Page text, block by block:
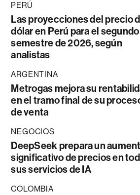
PERÚ
Las proyecciones del precio
dólar en Perú para el segundo
semestre de 2026, según
analistas
ARGENTINA
Metrogas mejora su
en el tramo final de su
de venta
NEGOCIOS
DeepSeek prepara un
significativo de precios en
sus servicios de IA
COLOMBIA